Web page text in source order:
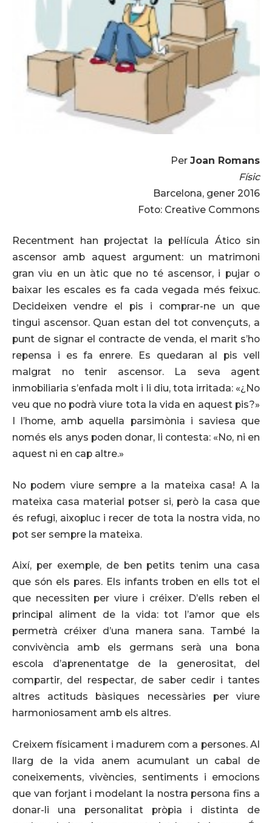
Per Joan Romans
Físic
Barcelona, gener 2016
Foto: Creative Commons
Recentment han projectat la pel·lícula Ático sin
ascensor amb aquest argument: un matrimoni
gran viu en un àtic que no té ascensor, i pujar o
baixar les escales es fa cada vegada més feixuc.
Decideixen vendre el pis i comprar-ne un que
tingui ascensor. Quan estan del tot convençuts, a
punt de signar el contracte de venda, el marit s’ho
repensa i es fa enrere. Es quedaran al pis vell
malgrat no tenir ascensor. La seva agent
inmobiliaria s’enfada molt i li diu, tota irritada: «¿No
veu que no podrà viure tota la vida en aquest pis?»
I l’home, amb aquella parsimònia i saviesa que
només els anys poden donar, li contesta: «No, ni en
aquest ni en cap altre.»
No podem viure sempre a la mateixa casa! A la
mateixa casa material potser si, però la casa que
és refugi, aixopluc i recer de tota la nostra vida, no
pot ser sempre la mateixa.
Així, per exemple, de ben petits tenim una casa
que són els pares. Els infants troben en ells tot el
que necessiten per viure i créixer. D’ells reben el
principal aliment de la vida: tot l’amor que els
permetrà créixer d’una manera sana. També la
convivència amb els germans serà una bona
escola d’aprenentatge de la generositat, del
compartir, del respectar, de saber cedir i tantes
altres actituds bàsiques necessàries per viure
harmoniosament amb els altres.
Creixem físicament i madurem com a persones. Al
llarg de la vida anem acumulant un cabal de
coneixements, vivències, sentiments i emocions
que van forjant i modelant la nostra persona fins a
donar-li una personalitat pròpia i distinta de